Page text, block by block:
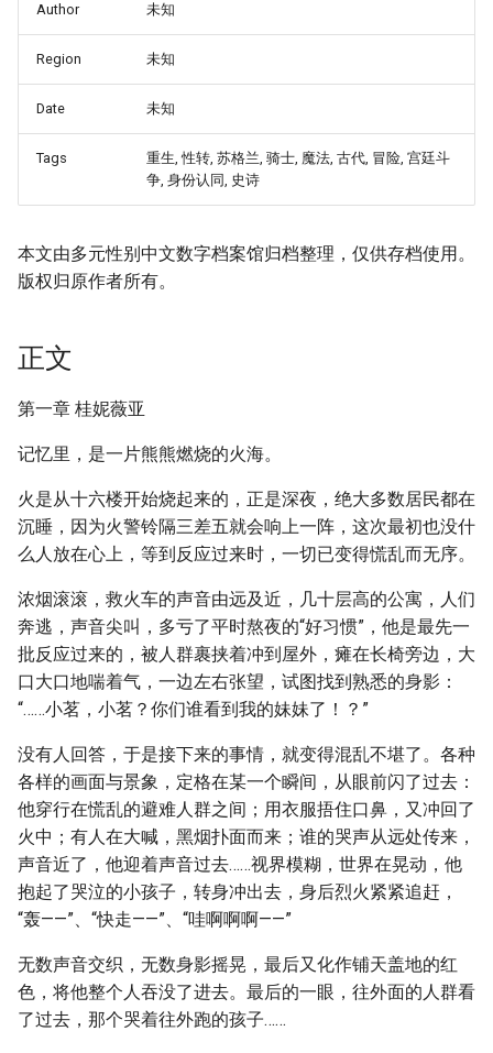
Author 未知
Region 未知
Date 未知
Tags
重生, 性转, 苏格兰, 骑士, 魔法, 古代, 冒险, 宫廷斗
争, 身份认同, 史诗
本文由多元性别中文数字档案馆归档整理，仅供存档使用。
版权归原作者所有。
正文
第一章 桂妮薇亚
记忆里，是一片熊熊燃烧的火海。
火是从十六楼开始烧起来的，正是深夜，绝大多数居民都在
沉睡，因为火警铃隔三差五就会响上一阵，这次最初也没什
么人放在心上，等到反应过来时，一切已变得慌乱而无序。
浓烟滚滚，救火车的声音由远及近，几十层高的公寓，人们
奔逃，声音尖叫，多亏了平时熬夜的“好习惯”，他是最先一
批反应过来的，被人群裹挟着冲到屋外，瘫在长椅旁边，大
口大口地喘着气，一边左右张望，试图找到熟悉的身影：
“……小茗，小茗？你们谁看到我的妹妹了！？”
没有人回答，于是接下来的事情，就变得混乱不堪了。各种
各样的画面与景象，定格在某一个瞬间，从眼前闪了过去：
他穿行在慌乱的避难人群之间；用衣服捂住口鼻，又冲回了
火中；有人在大喊，黑烟扑面而来；谁的哭声从远处传来，
声音近了，他迎着声音过去……视界模糊，世界在晃动，他
抱起了哭泣的小孩子，转身冲出去，身后烈火紧紧追赶，
“轰——”、“快走——”、“哇啊啊啊——”
无数声音交织，无数身影摇晃，最后又化作铺天盖地的红
色，将他整个人吞没了进去。最后的一眼，往外面的人群看
了过去，那个哭着往外跑的孩子……